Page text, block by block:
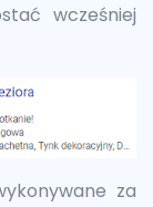
wcześniej
za